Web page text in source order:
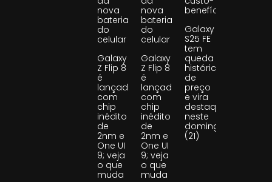
nova
bateria
do
celular
Galaxy
Z Flip 8
é
lançado
com
chip
inédito
de
2nm e
One UI
9; veja
o que
muda
nova
bateria
do
celular
Galaxy
Z Flip 8
é
lançado
com
chip
inédito
de
2nm e
One UI
9; veja
o que
muda
benefício
Galaxy
S25 FE
tem
queda
histórica
de
preço
e vira
destaque
neste
domingo
(21)